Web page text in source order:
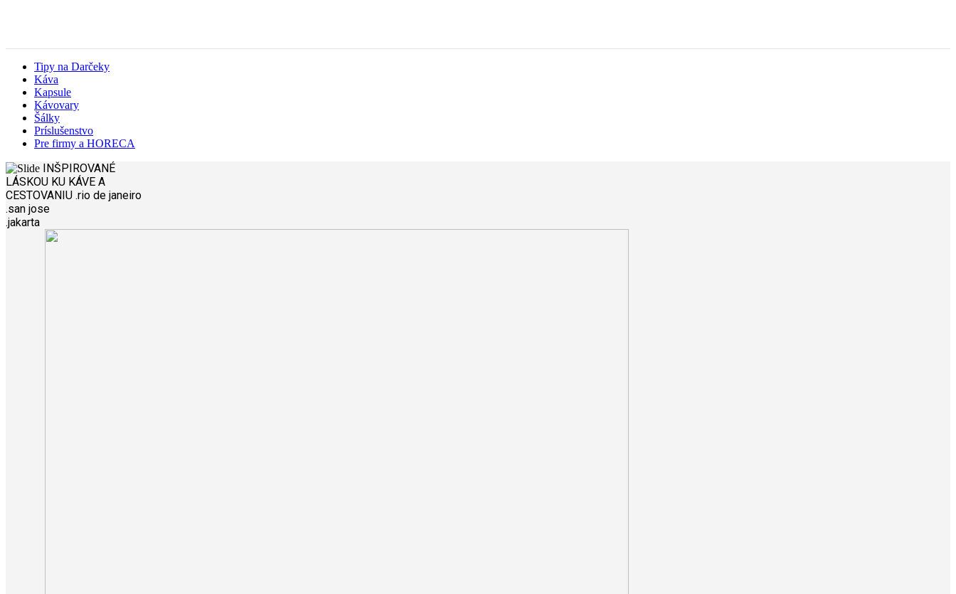
Tipy na Darčeky
Káva
Kapsule
Kávovary
Šálky
Príslušenstvo
Pre firmy a HORECA
INŠPIROVANÉ
LÁSKOU KU KÁVE A
CESTOVANIU .rio de janeiro
.san jose
.jakarta